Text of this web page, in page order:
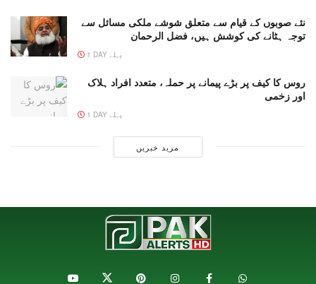
نئے صوبوں کے قیام سے متعلق شوشے ملکی مسائل سے
توجہ ہٹانے کی کوشش ہیں، فضل الرحمان
1 DAY پہلے
روس کا کیف پر بڑے پیمانے پر حملہ، متعدد افراد ہلاک
اور زخمی
1 DAY پہلے
مزید خبریں